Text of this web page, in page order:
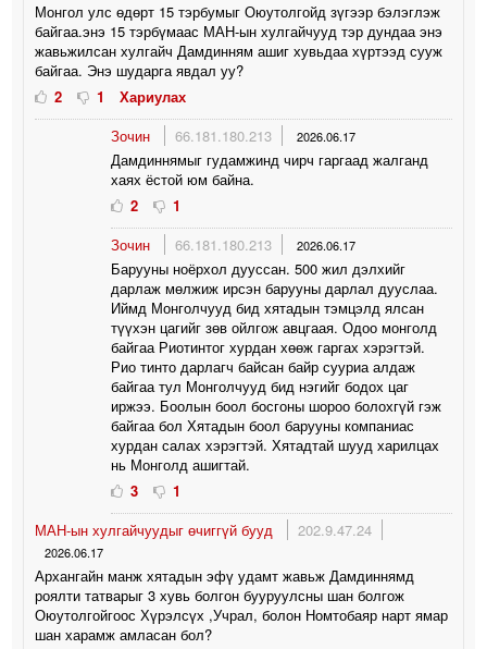
Монгол улс өдөрт 15 тэрбумыг Оюутолгойд зүгээр бэлэглэж
байгаа.энэ 15 тэрбүмаас МАН-ын хулгайчууд тэр дундаа энэ
жавьжилсан хулгайч Дамдинням ашиг хувьдаа хүртээд сууж
байгаа. Энэ шударга явдал уу?
2
1
Хариулах
Зочин
66.181.180.213 2026.06.17
Дамдиннямыг гудамжинд чирч гаргаад жалганд
хаях ёстой юм байна.
2
1
Зочин
66.181.180.213 2026.06.17
Барууны ноёрхол дууссан. 500 жил дэлхийг
дарлаж мөлжиж ирсэн барууны дарлал дууслаа.
Иймд Монголчууд бид хятадын тэмцэлд ялсан
түүхэн цагийг зөв ойлгож авцгаая. Одоо монголд
байгаа Риотинтог хурдан хөөж гаргах хэрэгтэй.
Рио тинто дарлагч байсан байр сууриа алдаж
байгаа тул Монголчууд бид нэгийг бодох цаг
иржээ. Боолын боол босгоны шороо болохгүй гэж
байгаа бол Хятадын боол барууны компаниас
хурдан салах хэрэгтэй. Хятадтай шууд харилцах
нь Монголд ашигтай.
3
1
МАН-ын хулгайчуудыг өчиггүй бууд
202.9.47.24
2026.06.17
Архангайн манж хятадын эфү удамт жавьж Дамдиннямд
роялти татварыг 3 хувь болгон бууруулсны шан болгож
Оюутолгойгоос Хүрэлсүх ,Учрал, болон Номтобаяр нарт ямар
шан харамж амласан бол?